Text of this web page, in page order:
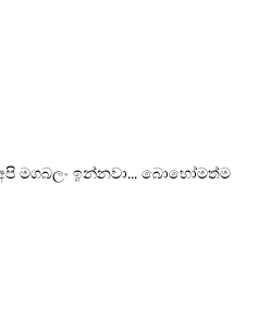
මගබලං ඉන්නවා... බොහෝමත්ම